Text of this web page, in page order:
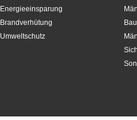
Energieeinsparung
Brandverhütung
Umweltschutz